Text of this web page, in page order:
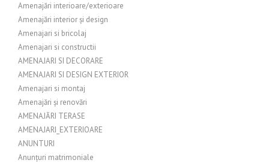
Amenajări interioare/exterioare
Amenajări interior și design
Amenajari si bricolaj
Amenajari si constructii
AMENAJARI SI DECORARE
AMENAJARI SI DESIGN EXTERIOR
Amenajari si montaj
Amenajări și renovări
AMENAJĂRI TERASE
AMENAJARI_EXTERIOARE
ANUNTURI
Anunțuri matrimoniale